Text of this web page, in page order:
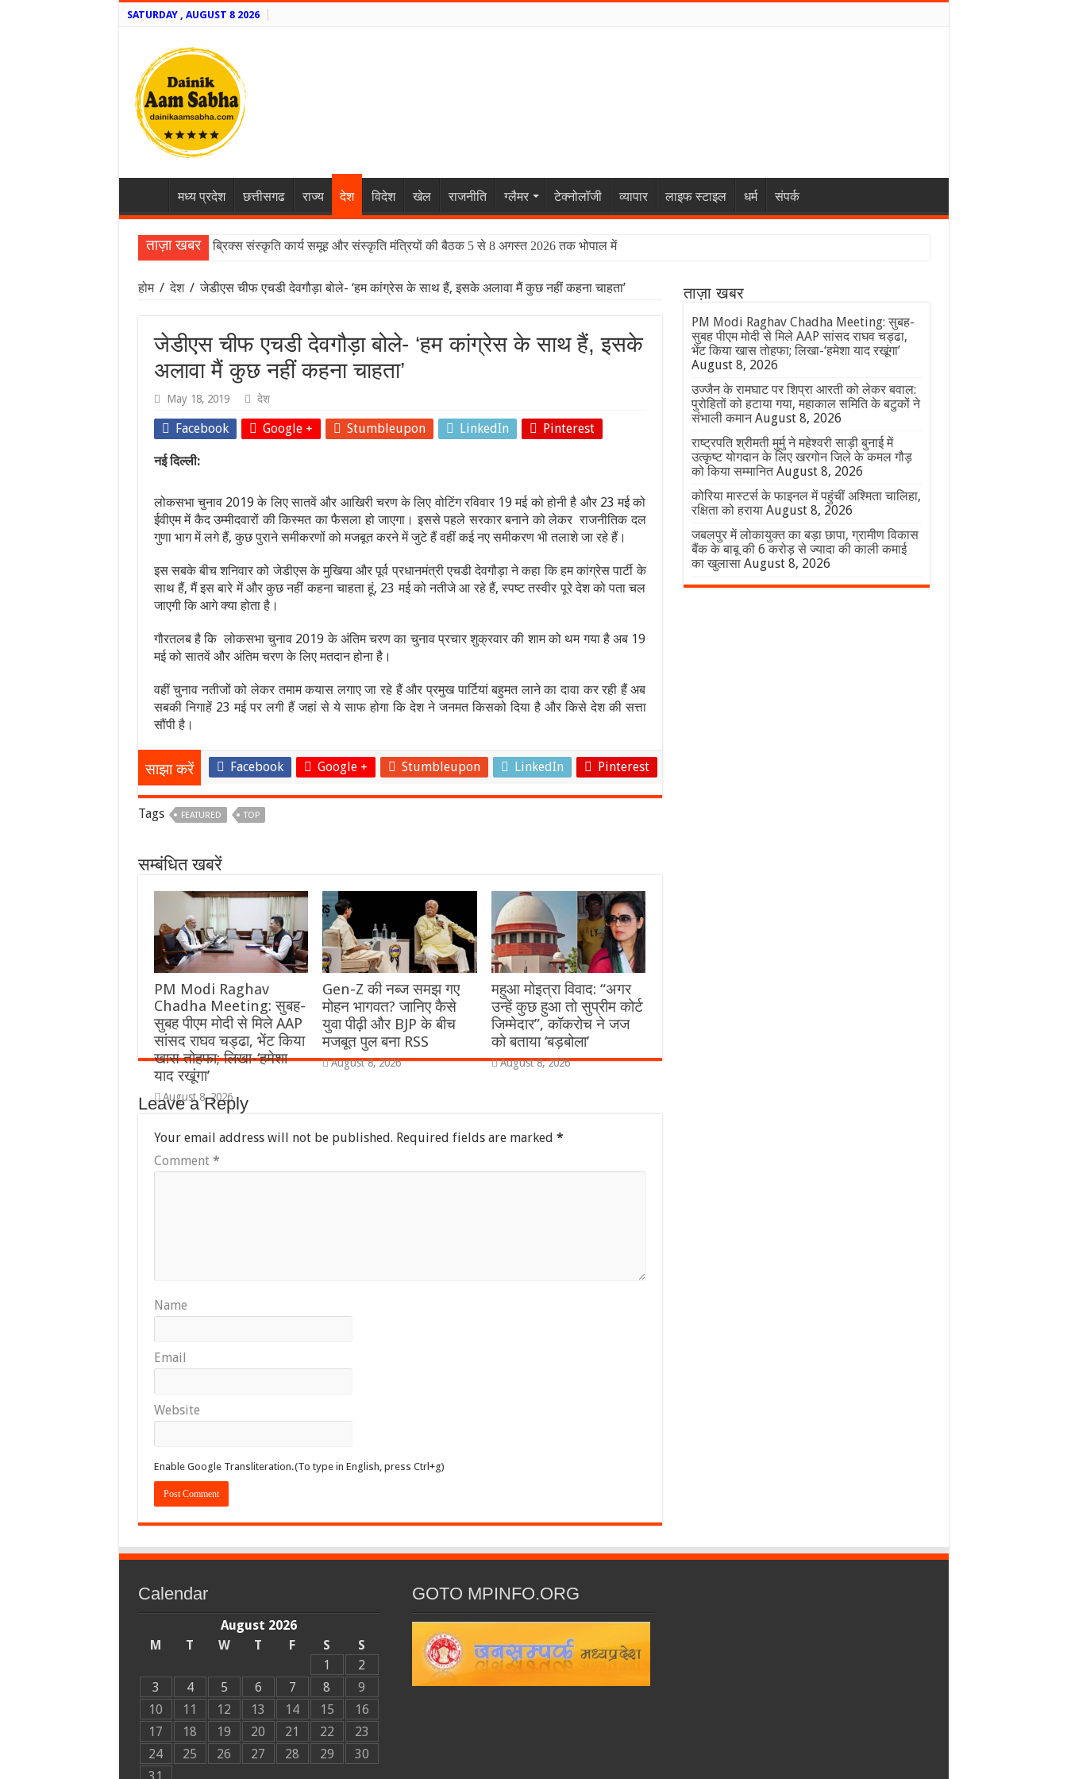
SATURDAY , AUGUST 8 2026
मध्य प्रदेश छत्तीसगढ राज्य देश विदेश खेल राजनीति ग्लैमर टेक्नोलॉजी व्यापार लाइफ स्टाइल धर्म संपर्क
ताज़ा खबर ब्रिक्स संस्कृति कार्य समूह और संस्कृति मंत्रियों की बैठक 5 से 8 अगस्त 2026 तक भोपाल में
होम / देश / जेडीएस चीफ एचडी देवगौड़ा बोले- ‘हम कांग्रेस के साथ हैं, इसके अलावा मैं कुछ नहीं कहना चाहता’
जेडीएस चीफ एचडी देवगौड़ा बोले- ‘हम कांग्रेस के साथ हैं, इसके
अलावा मैं कुछ नहीं कहना चाहता’
May 18, 2019 देश
Facebook Google + Stumbleupon LinkedIn Pinterest
नई दिल्ली:
लोकसभा चुनाव 2019 के लिए सातवें और आखिरी चरण के लिए वोटिंग रविवार 19 मई को होनी है और 23 मई को
ईवीएम में कैद उम्मीदवारों की किस्मत का फैसला हो जाएगा। इससे पहले सरकार बनाने को लेकर राजनीतिक दल
गुणा भाग में लगे हैं, कुछ पुराने समीकरणों को मजबूत करने में जुटे हैं वहीं कई नए समीकरण भी तलाशे जा रहे हैं।
इस सबके बीच शनिवार को जेडीएस के मुखिया और पूर्व प्रधानमंत्री एचडी देवगौड़ा ने कहा कि हम कांग्रेस पार्टी के
साथ हैं, मैं इस बारे में और कुछ नहीं कहना चाहता हूं, 23 मई को नतीजे आ रहे हैं, स्पष्ट तस्वीर पूरे देश को पता चल
जाएगी कि आगे क्या होता है।
गौरतलब है कि लोकसभा चुनाव 2019 के अंतिम चरण का चुनाव प्रचार शुक्रवार की शाम को थम गया है अब 19
मई को सातवें और अंतिम चरण के लिए मतदान होना है।
वहीं चुनाव नतीजों को लेकर तमाम कयास लगाए जा रहे हैं और प्रमुख पार्टियां बहुमत लाने का दावा कर रही हैं अब
सबकी निगाहें 23 मई पर लगी हैं जहां से ये साफ होगा कि देश ने जनमत किसको दिया है और किसे देश की सत्ता
सौंपी है।
साझा करें Facebook Google + Stumbleupon LinkedIn Pinterest
Tags FEATURED TOP
सम्बंधित खबरें
PM Modi Raghav
Chadha Meeting: सुबह-
सुबह पीएम मोदी से मिले AAP
सांसद राघव चड्ढा, भेंट किया
खास तोहफा; लिखा-‘हमेशा
याद रखूंगा’
August 8, 2026
Gen-Z की नब्ज समझ गए
मोहन भागवत? जानिए कैसे
युवा पीढ़ी और BJP के बीच
मजबूत पुल बना RSS
August 8, 2026
महुआ मोइत्रा विवाद: “अगर
उन्हें कुछ हुआ तो सुप्रीम कोर्ट
जिम्मेदार”, कॉकरोच ने जज
को बताया ‘बड़बोला’
August 8, 2026
Leave a Reply
Your email address will not be published. Required fields are marked *
Comment *
Name
Email
Website
Enable Google Transliteration.(To type in English, press Ctrl+g)
ताज़ा खबर
PM Modi Raghav Chadha Meeting: सुबह-
सुबह पीएम मोदी से मिले AAP सांसद राघव चड्ढा,
भेंट किया खास तोहफा; लिखा-‘हमेशा याद रखूंगा’
August 8, 2026
उज्जैन के रामघाट पर शिप्रा आरती को लेकर बवाल:
पुरोहितों को हटाया गया, महाकाल समिति के बटुकों ने
संभाली कमान August 8, 2026
राष्ट्रपति श्रीमती मुर्मु ने महेश्वरी साड़ी बुनाई में
उत्कृष्ट योगदान के लिए खरगोन जिले के कमल गौड़
को किया सम्मानित August 8, 2026
कोरिया मास्टर्स के फाइनल में पहुंचीं अश्मिता चालिहा,
रक्षिता को हराया August 8, 2026
जबलपुर में लोकायुक्त का बड़ा छापा, ग्रामीण विकास
बैंक के बाबू की 6 करोड़ से ज्यादा की काली कमाई
का खुलासा August 8, 2026
Calendar
August 2026
M
T W T F S
S
1
2
3
4 5 6 7 8
9
10
11 12 13 14 15
16
17
18 19 20 21 22
23
24
25 26 27 28 29
30
GOTO MPINFO.ORG